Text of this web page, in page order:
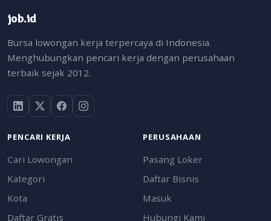
job.id
Bursa lowongan kerja terpercaya di Indonesia.
Menghubungkan pencari kerja dengan perusahaan
terbaik sejak 2012.
PENCARI KERJA
Cari Lowongan
Kategori
Kota
Daftar Gratis
PERUSAHAAN
Pasang Loker
Daftar Bisnis
Masuk
Hubungi Kami